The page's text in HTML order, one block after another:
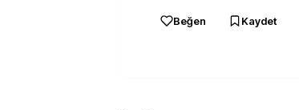
Beğen Kaydet